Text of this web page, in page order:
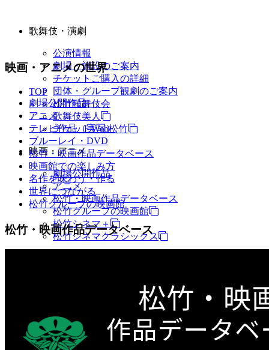
歌舞伎・演劇
公演情報
劇場・施設のご案内
チケットご購入の詳細
団体・グループ観劇のご案内
松竹歌舞伎会
歌舞伎美人
チケットWeb松竹
映画・アニメ
劇場公開作品
アニメ
松竹・映画作品データベース
松竹グループの映画館
松竹シネマ＋
松竹シネマクラシックス
松竹ストア（通販サイト）
ゲーム事業（English）
企業情報
映画・アニメの世界
TOP
劇場公開作品
アニメ
テレビ作品（実写）
ブルーレイ・DVD
松竹・映画作品データベース
映画館での楽しみ方
名作を味わう・作る
世界につながる
松竹グループの映画館
松竹・映画作品データベース